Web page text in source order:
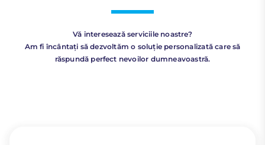
Vă interesează serviciile noastre?
Am fi încântați să dezvoltăm o soluție personalizată care să
răspundă perfect nevoilor dumneavoastră.